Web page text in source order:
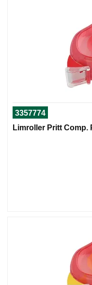
3357774
Limroller Pritt Comp.